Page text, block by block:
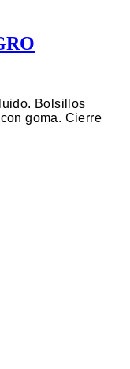
Bolsillos
goma. Cierre